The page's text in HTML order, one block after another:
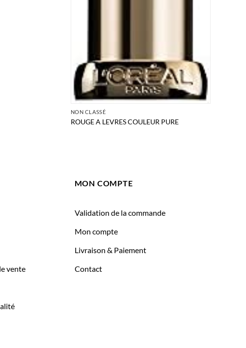
NON CLASSÉ
ROUGE A LEVRES COULEUR PURE
vente
MON COMPTE
Validation de la commande
Mon compte
Livraison & Paiement
Contact